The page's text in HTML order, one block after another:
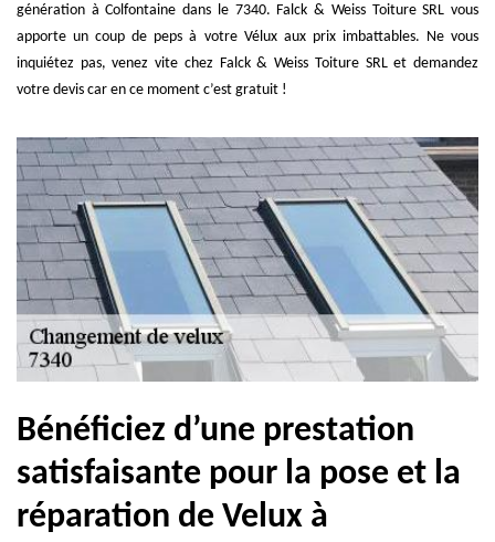
génération à Colfontaine dans le 7340. Falck & Weiss Toiture SRL vous
apporte un coup de peps à votre Vélux aux prix imbattables. Ne vous
inquiétez pas, venez vite chez Falck & Weiss Toiture SRL et demandez
votre devis car en ce moment c’est gratuit !
Bénéficiez d’une prestation
satisfaisante pour la pose et la
réparation de Velux à